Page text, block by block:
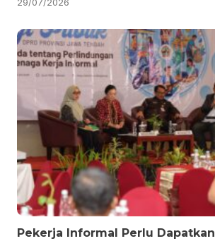
Pekerja Informal Perlu Dapatkan